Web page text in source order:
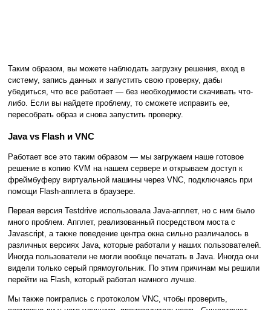
Таким образом, вы можете наблюдать загрузку решения, вход в
систему, запись данных и запустить свою проверку, дабы
убедиться, что все работает — без необходимости скачивать что-
либо. Если вы найдете проблему, то сможете исправить ее,
пересобрать образ и снова запустить проверку.
Java vs Flash и VNC
Работает все это таким образом — мы загружаем наше готовое
решение в копию KVM на нашем сервере и открываем доступ к
фреймбуферу виртуальной машины через VNC, подключаясь при
помощи Flash-апплета в браузере.
Первая версия Testdrive использовала Java-апплет, но с ним было
много проблем. Апплет, реализованный посредством моста с
Javascript, а также поведение центра окна сильно различалось в
различных версиях Java, которые работали у наших пользователей.
Иногда пользователи не могли вообще печатать в Java. Иногда они
видели только серый прямоугольник. По этим причинам мы решили
перейти на Flash, который работал намного лучше.
Мы также поигрались с протоколом VNC, чтобы проверить,